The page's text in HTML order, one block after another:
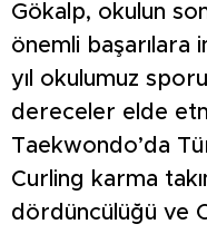
Gökalp, okulun
önemli başarılara
yıl okulumuz
dereceler elde
Taekwondo’da
Curling karma
dördüncülüğü ve